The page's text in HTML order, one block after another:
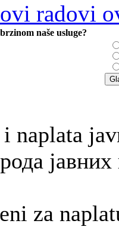
radovi
naše usluge?
naplata
јавних
za